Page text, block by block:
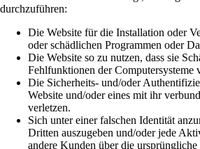
durchzuführen:
Die Website für die Installation oder
oder schädlichen Programmen oder
Die Website so zu nutzen, dass sie
Fehlfunktionen der Computersysteme
Die Sicherheits- und/oder
Website und/oder eines mit ihr
verletzen.
Sich unter einer falschen Identität
Dritten auszugeben und/oder jede
andere Kunden über die